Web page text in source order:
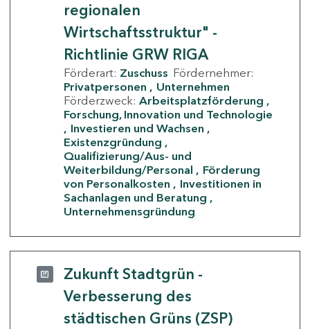
regionalen
Wirtschaftsstruktur" -
Richtlinie GRW RIGA
Förderart: Zuschuss Fördernehmer:
Privatpersonen
Unternehmen
Förderzweck: Arbeitsplatzförderung
Forschung, Innovation und Technologie
Investieren und Wachsen
Existenzgründung
Qualifizierung/Aus- und
Weiterbildung/Personal
Förderung
von Personalkosten
Investitionen in
Sachanlagen und Beratung
Unternehmensgründung
Zukunft Stadtgrün -
Verbesserung des
städtischen Grüns (ZSP)